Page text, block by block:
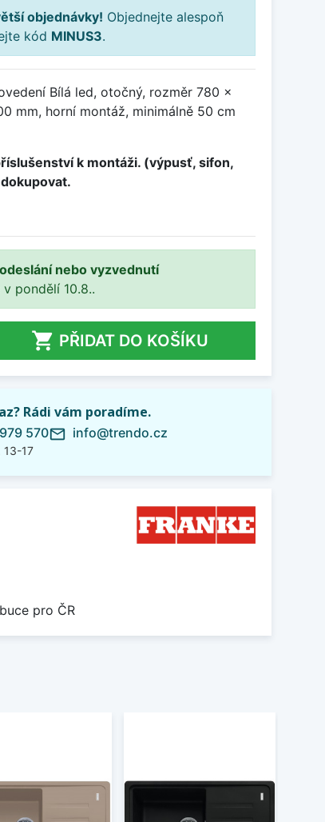
objednávky! Objednejte alespoň
kód MINUS3.
Bílá led, otočný, rozměr 780 x
mm, horní montáž, minimálně 50 cm
k montáži. (výpusť, sifon,
nebo vyzvednutí
pondělí 10.8..
 PŘIDAT DO KOŠÍKU
Rádi vám poradíme.
570
13-17
mail_outline info@trendo.cz
pro ČR